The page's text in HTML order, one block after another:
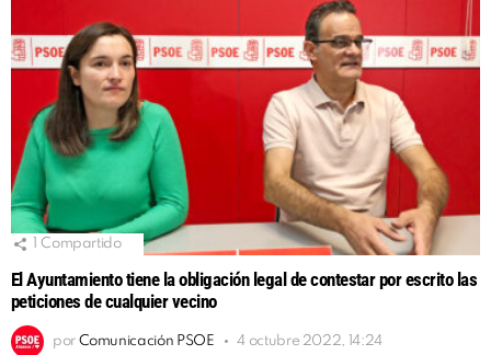
Compartido
El Ayuntamiento tiene la obligación legal de contestar por escrito las
peticiones de cualquier vecino
por Comunicación PSOE 4 octubre 2022, 14:24